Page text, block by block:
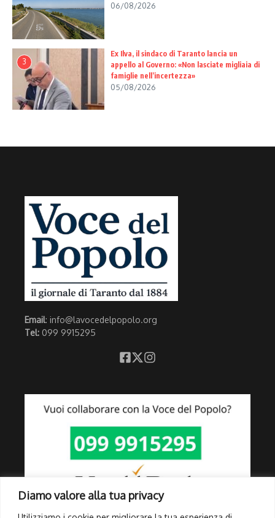
Diamo valore alla tua privacy
06/08/2026
3
Ex Ilva, il sindaco di Taranto lancia un
appello al Governo: «Non lasciate migliaia di
famiglie nell’incertezza»
05/08/2026
Email: info@lavocedelpopolo.org
Tel: 099 9915295